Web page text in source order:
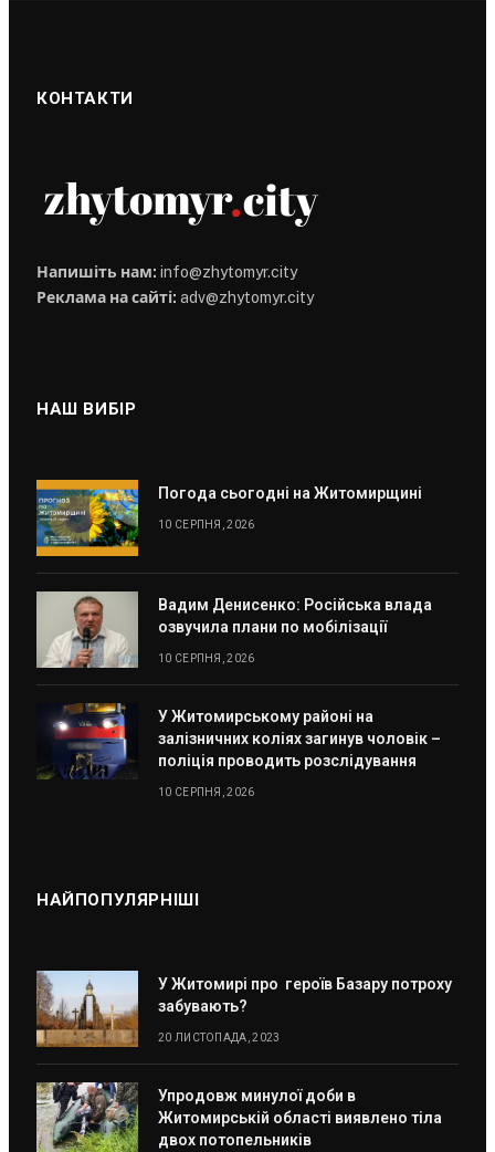
КОНТАКТИ
Напишіть нам: info@zhytomyr.city
Реклама на сайті: adv@zhytomyr.city
НАШ ВИБІР
Погода сьогодні на Житомирщині
10 СЕРПНЯ, 2026
Вадим Денисенко: Російська влада
озвучила плани по мобілізації
10 СЕРПНЯ, 2026
У Житомирському районі на
залізничних коліях загинув чоловік –
поліція проводить розслідування
10 СЕРПНЯ, 2026
НАЙПОПУЛЯРНІШІ
У Житомирі про героїв Базару потроху
забувають?
20 ЛИСТОПАДА, 2023
Упродовж минулої доби в
Житомирській області виявлено тіла
двох потопельників